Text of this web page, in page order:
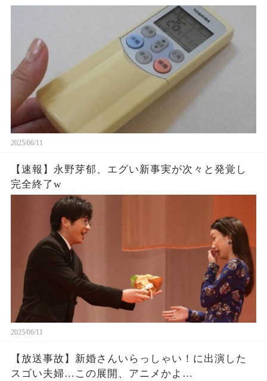
2025/06/11
【速報】永野芽郁、エグい新事実が次々と発覚し
完全終了w
2025/06/11
【放送事故】新婚さんいらっしゃい！に出演した
スゴい夫婦…この展開、アニメかよ…